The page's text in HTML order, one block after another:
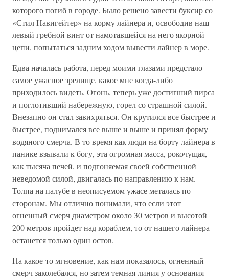
которого погиб в городе. Было решено завести буксир со
«Стил Навигейтер» на корму лайнера и, освободив наш
левый гребной винт от намотавшейся на него якорной
цепи, попытаться задним ходом вывести лайнер в море.
Едва началась работа, перед моими глазами предстало
самое ужасное зрелище, какое мне когда-либо
приходилось видеть. Огонь, теперь уже достигший пирса
и поглотивший набережную, горел со страшной силой.
Внезапно он стал завихряться. Он крутился все быстрее и
быстрее, поднимался все выше и выше и принял форму
водяного смерча. В то время как люди на борту лайнера в
панике взывали к богу, эта огромная масса, рокочущая,
как тысяча печей, и подгоняемая своей собственной
неведомой силой, двигалась по направлению к нам.
Толпа на палубе в неописуемом ужасе металась по
сторонам. Мы отлично понимали, что если этот
огненный смерч диаметром около 30 метров и высотой
200 метров пройдет над кораблем, то от нашего лайнера
останется только один остов.
На какое-то мгновение, как нам показалось, огненный
смерч заколебался, но затем темная линия у основания